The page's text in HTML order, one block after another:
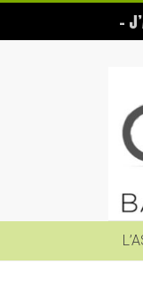
content
–
Bâtir
soi-